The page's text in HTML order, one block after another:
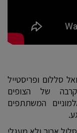
סללום ופריסטייל
של הצופים
המשתתפים